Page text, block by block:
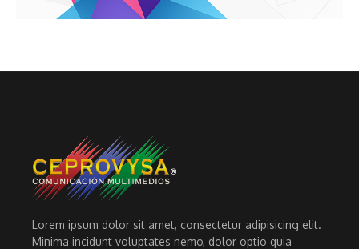
Lorem ipsum dolor sit amet, consectetur adipisicing elit.
Minima incidunt voluptates nemo, dolor optio quia